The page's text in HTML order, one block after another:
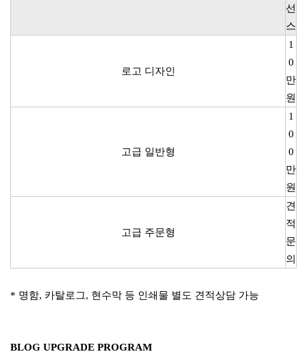
선
스
로고 디자인
1
0
만
원
고급 일반형
1
0
0
만
원
고급 주문형
견
적
문
의
* 명함, 카탈로그, 현수막 등 인쇄물 별도 견적상담 가능
BLOG UPGRADE PROGRAM